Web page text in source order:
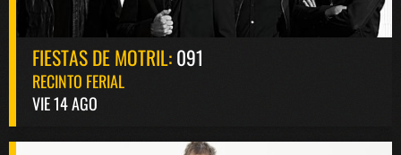
FIESTAS DE MOTRIL:091
RECINTO FERIAL
VIE 14 AGO